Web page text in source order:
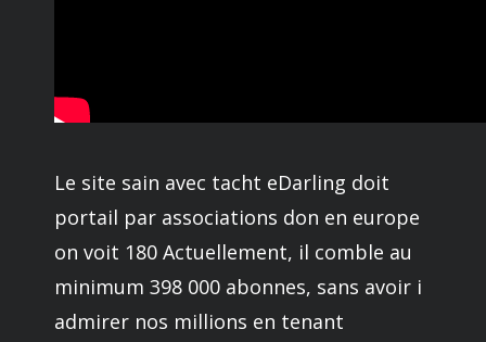
Le site sain avec tacht eDarling doit
portail par associations don en europe
on voit 180 Actuellement, il comble au
minimum 398 000 abonnes, sans avoir i
admirer nos millions en tenant